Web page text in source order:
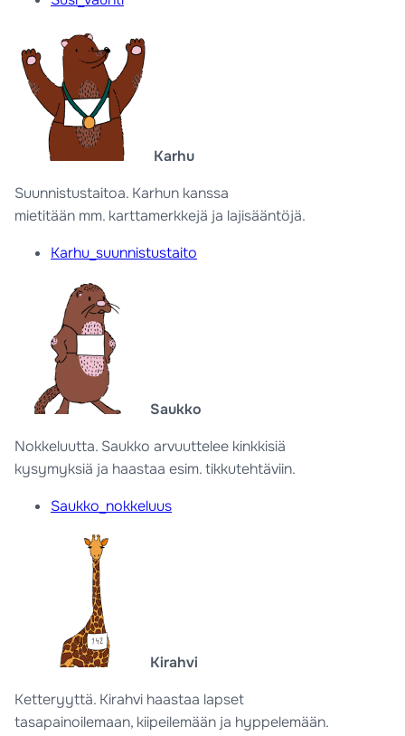
Karhu
Suunnistustaitoa. Karhun kanssa
mietitään mm. karttamerkkejä ja lajisääntöjä.
Karhu_suunnistustaito
Saukko
Nokkeluutta. Saukko arvuuttelee kinkkisiä
kysymyksiä ja haastaa esim. tikkutehtäviin.
Saukko_nokkeluus
Kirahvi
Ketteryyttä. Kirahvi haastaa lapset
tasapainoilemaan, kiipeilemään ja hyppelemään.